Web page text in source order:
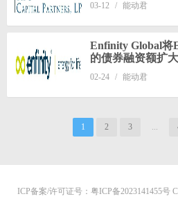
03-12 / 能动君
Enfinity Global将
的债券融资额扩
02-24 / 能动君
1 2 3 ...
ICP备案/许可证号： 粤ICP备2023141455号